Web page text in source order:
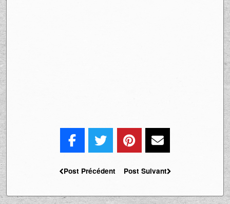
Post Précédent Post Suivant